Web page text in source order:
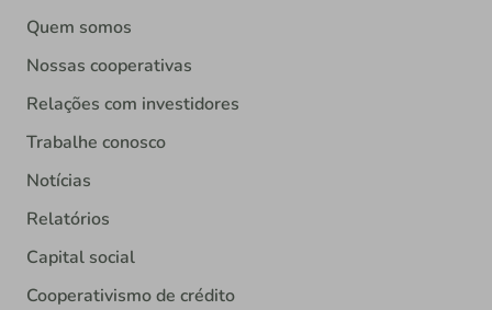
Quem somos
Nossas cooperativas
Relações com investidores
Trabalhe conosco
Notícias
Relatórios
Capital social
Cooperativismo de crédito